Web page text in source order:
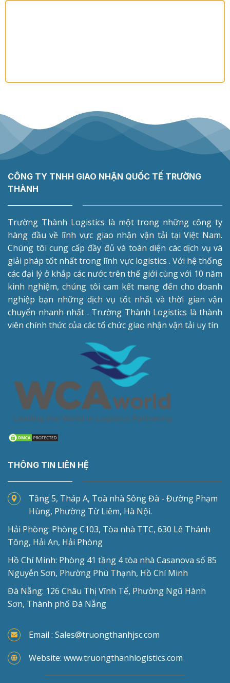
CÔNG TY TNHH GIAO NHẬN QUỐC TẾ TRƯỜNG
THÀNH
Trường Thành Logistics là một trong những công ty
hàng đầu về lĩnh vực giao nhận vận tải tại Việt Nam.
Chúng tôi cung cấp đầy đủ và toàn diện các dịch vụ và
giải pháp tốt nhất trong lĩnh vực logistics . Với hệ thống
các đại lý ở khắp các nước trên thế giới cùng với 10 năm
kinh nghiệm, chúng tôi cam kết mang đến cho doanh
nghiệp bạn những dịch vụ tốt nhất và thời gian vận
chuyển nhanh nhất . Trường Thành Logistics là thành
viên chính thức của các tổ chức giao nhận vận tải uy tín
THÔNG TIN LIÊN HỆ
Tầng 5, Tháp A, Toà nhà Sông Đà - Đường Phạm
Hùng, Phường Từ Liêm, Hà Nội.
Hải Phòng: Phòng C103, Tòa nhà TTC, 630 Lê Thánh
Tông, Hải An, Hải Phòng
Hồ Chí Minh: Phòng 41 tầng 4 tòa nhà Casanova số 85
Nguyễn Sơn, Phường Phú Thạnh, Hồ Chí Minh
Đà Nẵng: 126 Châu Thị Vĩnh Tế, Phường Ngũ Hành
Sơn, Thành phố Đà Nẵng
Email : Sales@truongthanhjsc.com
Website: www.truongthanhlogistics.com